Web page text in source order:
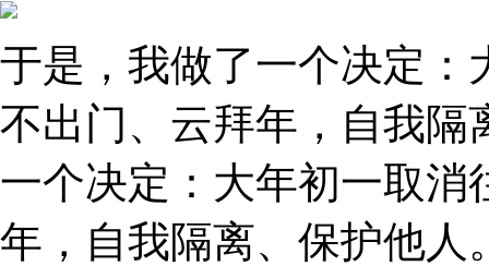
于是，我做了一个决定：
不出门、云拜年，自我隔
一个决定：大年初一取消
年，自我隔离、保护他人